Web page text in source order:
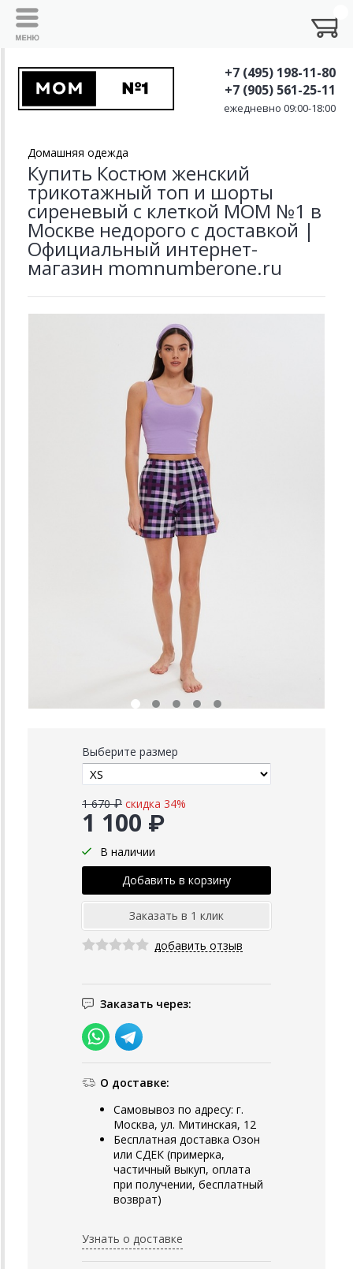
+7 (495) 198-11-80
+7 (905) 561-25-11
ежедневно 09:00-18:00
Домашняя одежда
Купить Костюм женский
трикотажный топ и шорты
сиреневый с клеткой MOM №1 в
Москве недорого с доставкой |
Официальный интернет-
магазин momnumberone.ru
Выберите размер
1 100 ₽
1 670 ₽ скидка 34%
В наличии
добавить отзыв
Заказать через:
О доставке:
Самовывоз по адресу: г.
Москва, ул. Митинская, 12
Бесплатная доставка Озон
или СДЕК (примерка,
частичный выкуп, оплата
при получении, бесплатный
возврат)
Узнать о доставке